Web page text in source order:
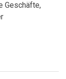
Geschäfte,